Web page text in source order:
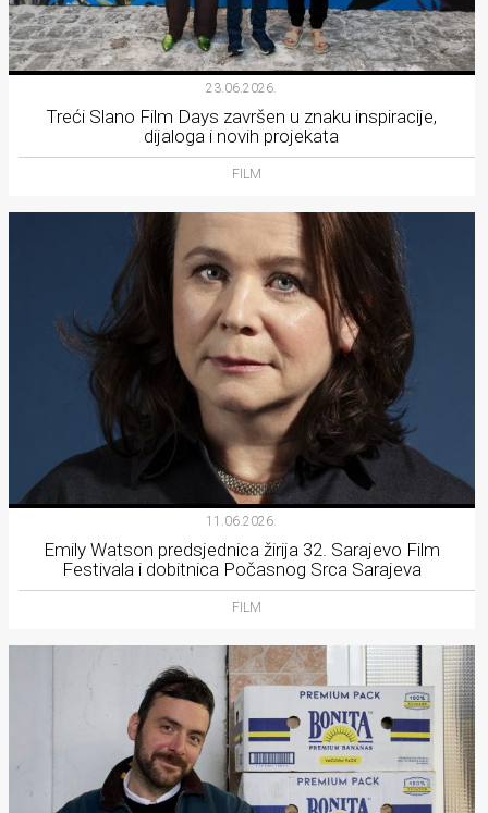
23.06.2026.
Treći Slano Film Days završen u znaku inspiracije,
dijaloga i novih projekata
FILM
11.06.2026.
Emily Watson predsjednica žirija 32. Sarajevo Film
Festivala i dobitnica Počasnog Srca Sarajeva
FILM